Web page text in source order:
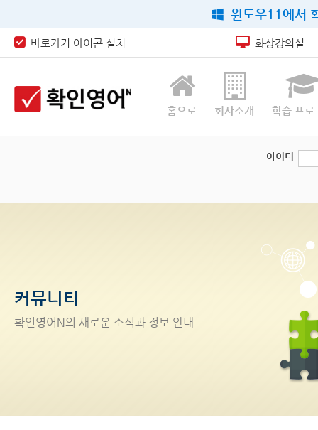
윈도우11에서
바로가기 아이콘 설치 화상강의실
홈으로 회사소개 학습 프로
아이디
커뮤니티
확인영어 N의 새로운 소식과 정보 안내